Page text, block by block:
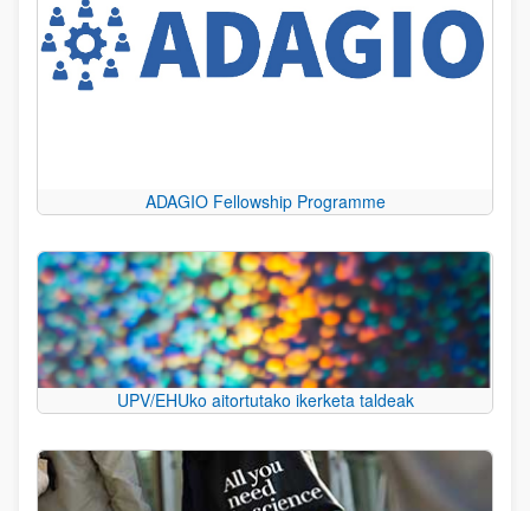
ADAGIO Fellowship Programme
UPV/EHUko aitortutako ikerketa taldeak